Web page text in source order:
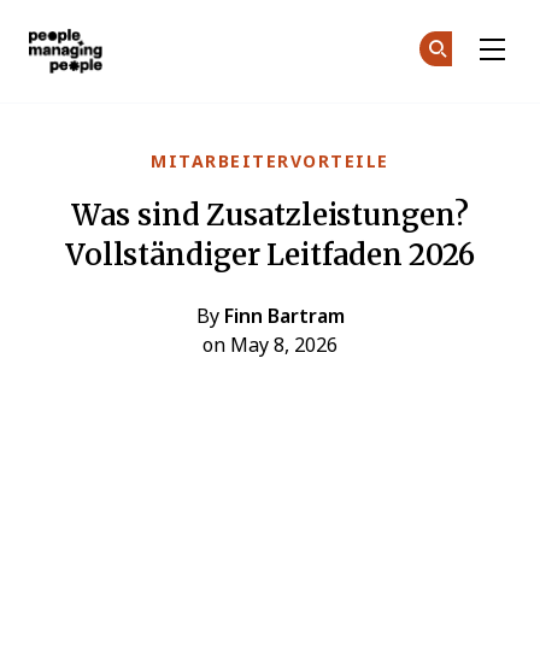
MITARBEITERVORTEILE
Was sind Zusatzleistungen?
Vollständiger Leitfaden 2026
By Finn Bartram
on May 8, 2026